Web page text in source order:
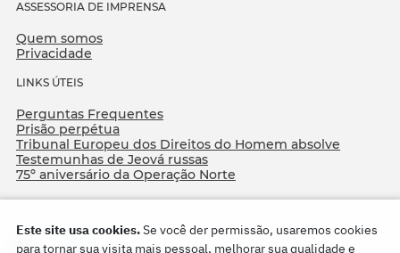
ASSESSORIA DE IMPRENSA
Quem somos
Privacidade
LINKS ÚTEIS
Perguntas Frequentes
Prisão perpétua
Tribunal Europeu dos Direitos do Homem absolve
Testemunhas de Jeová russas
75º aniversário da Operação Norte
Este site usa cookies.Se você der permissão, usaremos cookies
para tornar sua visita mais pessoal, melhorar sua qualidade e